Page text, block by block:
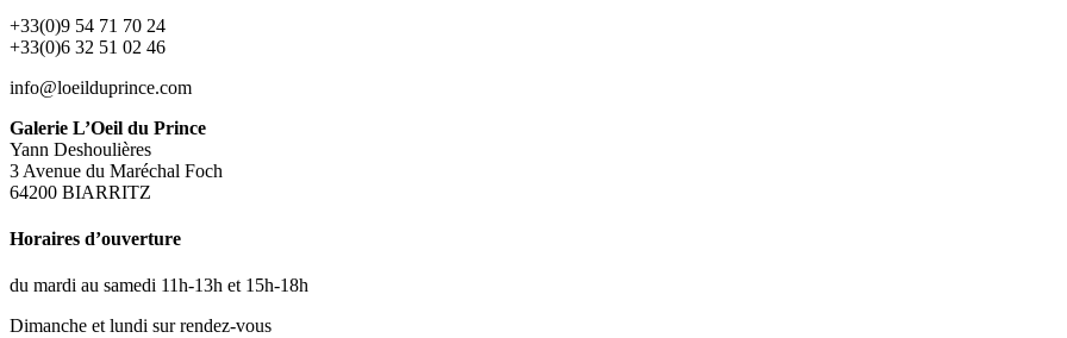
+33(0)9 54 71 70 24
+33(0)6 32 51 02 46
info@loeilduprince.com
Galerie L’Oeil du Prince
Yann Deshoulières
3 Avenue du Maréchal Foch
64200 BIARRITZ
Horaires d’ouverture
du mardi au samedi 11h-13h et 15h-18h
Dimanche et lundi sur rendez-vous